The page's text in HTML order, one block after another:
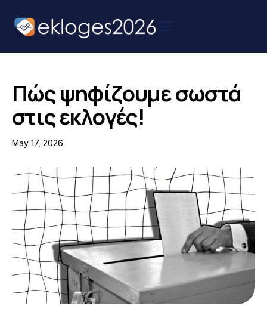
Αρχική
Παρουσιάσεις
Υποψηφίων
Podcast Υποψηφίων
Επικοινωνία
Πώς ψηφίζουμε σωστά
στις εκλογές!
May 17, 2026